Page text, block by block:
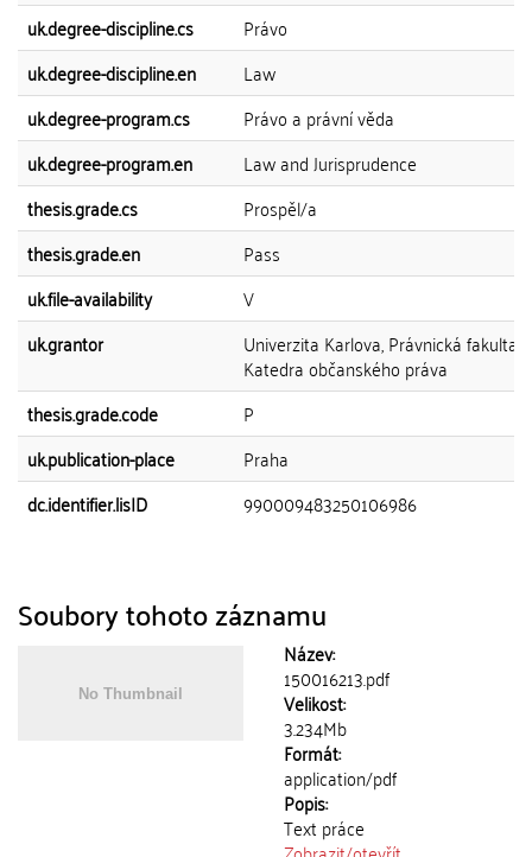
uk.degree-discipline.cs
Právo
uk.degree-discipline.en
Law
uk.degree-program.cs
Právo a právní věda
uk.degree-program.en
Law and Jurisprudence
thesis.grade.cs
Prospěl/a
thesis.grade.en
Pass
uk.file-availability
V
uk.grantor
Univerzita Karlova, Právnická fakulta,
Katedra občanského práva
thesis.grade.code
P
uk.publication-place
Praha
dc.identifier.lisID
990009483250106986
Soubory tohoto záznamu
Název:
150016213.pdf
Velikost:
3.234Mb
Formát:
application/pdf
Popis:
Text práce